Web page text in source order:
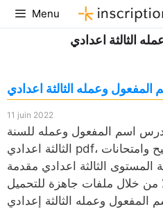
Aller
au
Menu
الثالثة اعدادي
وعمله الثالثة اعدادي
11 juin 2022
اسم المفعول وعمله للسنة
الثالثة اعدادي pdf، وكذلك فروض مع التصحيح وامتحانات
المستوى الثالثة اعدادي مقدمة
من خلال ملفات جاهزة للتحميل
وعمله الثالثة إعدادي